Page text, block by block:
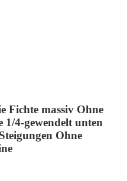
Fichte massiv Ohne
1/4-gewendelt unten
Ohne